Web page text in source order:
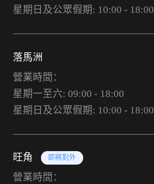
星期日及公眾假期: 10:00 - 18:00
落馬洲
營業時間：
星期一至六: 09:00 - 18:00
星期日及公眾假期: 10:00 - 18:00
旺角 即將對外
營業時間：